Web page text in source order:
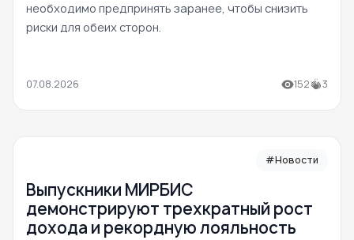
необходимо предпринять заранее, чтобы снизить
риски для обеих сторон.
07.08.2026 152 3
#Новости
Выпускники МИРБИС
демонстрируют трехкратный рост
дохода и рекордную лояльность